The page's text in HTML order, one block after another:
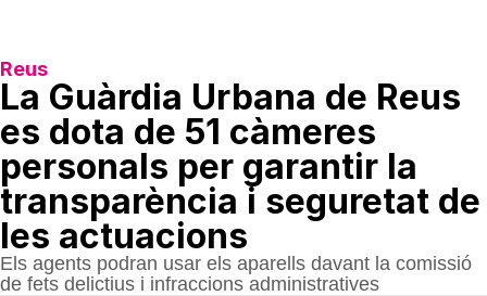
Reus
La Guàrdia Urbana de Reus
es dota de 51 càmeres
personals per garantir la
transparència i seguretat de
les actuacions
Els agents podran usar els aparells davant la comissió
de fets delictius i infraccions administratives